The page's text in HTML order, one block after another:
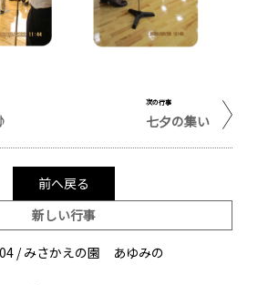
次の行事
七夕の集い
前へ戻る
新しい行事
/みさかえの園 あゆみの